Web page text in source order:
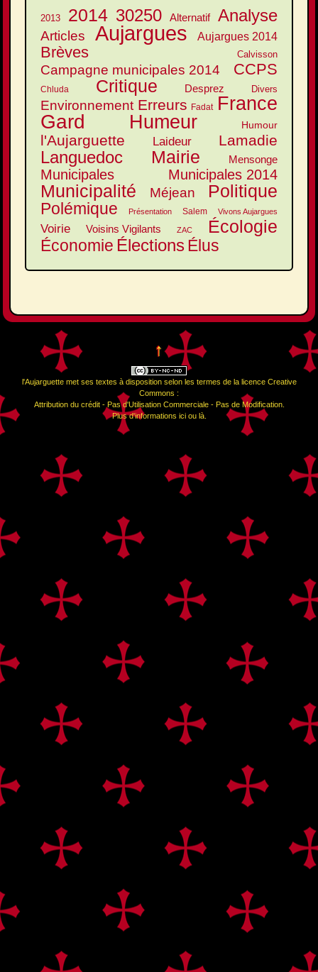
2013 2014 30250 Alternatif Analyse
Articles Aujargues Aujargues 2014
Brèves Calvisson
Campagne municipales 2014 CCPS
Chluda Critique Desprez Divers
Environnement Erreurs Fadat France
Gard Humeur Humour
l'Aujarguette Laideur Lamadie
Languedoc Mairie Mensonge
Municipales Municipales 2014
Municipalité Méjean Politique
Polémique Présentation Salem Vivons Aujargues
Voirie Voisins Vigilants ZAC Écologie
Économie ÉlectionsÉlus
↑
l'Aujarguettemet ses textes à disposition selon les termes de la licence Creative
Commons :
Attribution du crédit - Pas d'Utilisation Commerciale - Pas de Modification.
Plus d'informations iciou là.